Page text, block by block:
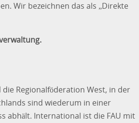
Wir bezeichnen das als „Direkte
Regionalföderation West, in der
sind wiederum in einer
abhält. International ist die FAU mit